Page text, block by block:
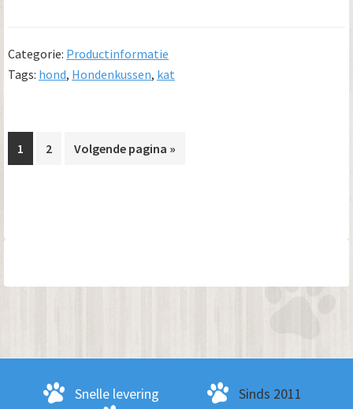
Categorie: Productinformatie
Tags: hond, Hondenkussen, kat
Pagina
1 Pagina
2
Ga
Volgende pagina »
Snelle levering
Sinds 2011